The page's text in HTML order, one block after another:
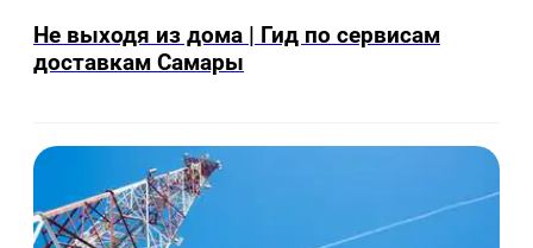
Не выходя из дома | Гид по сервисам
доставкам Самары